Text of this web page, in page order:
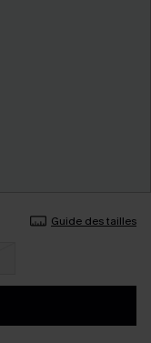
Guide des tailles